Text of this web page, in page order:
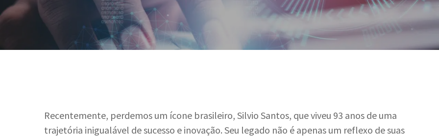
Recentemente, perdemos um ícone brasileiro, Silvio Santos, que viveu 93 anos de uma
trajetória inigualável de sucesso e inovação. Seu legado não é apenas um reflexo de suas